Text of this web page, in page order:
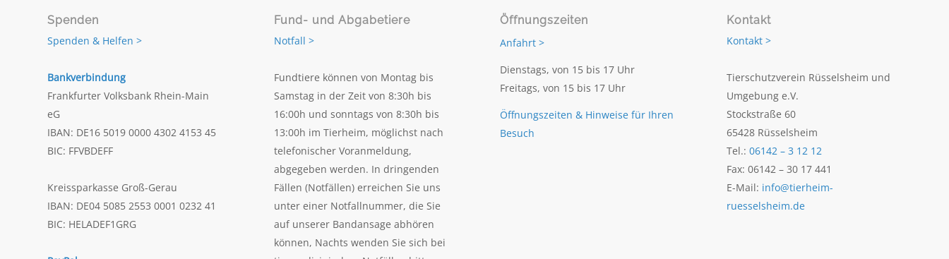
Spenden
Spenden & Helfen >
Bankverbindung
Frankfurter Volksbank Rhein-Main
eG
IBAN: DE16 5019 0000 4302 4153 45
BIC: FFVBDEFF
Kreissparkasse Groß-Gerau
IBAN: DE04 5085 2553 0001 0232 41
BIC: HELADEF1GRG
Fund- und Abgabetiere
Notfall >
Fundtiere können von Montag bis
Samstag in der Zeit von 8:30h bis
16:00h und sonntags von 8:30h bis
13:00h im Tierheim, möglichst nach
telefonischer Voranmeldung,
abgegeben werden. In dringenden
Fällen (Notfällen) erreichen Sie uns
unter einer Notfallnummer, die Sie
auf unserer Bandansage abhören
können, Nachts wenden Sie sich bei
Öffnungszeiten
Anfahrt >
Dienstags, von 15 bis 17 Uhr
Freitags, von 15 bis 17 Uhr
Öffnungszeiten & Hinweise für Ihren
Besuch
Kontakt
Kontakt >
Tierschutzverein Rüsselsheim und
Umgebung e.V.
Stockstraße 60
65428 Rüsselsheim
Tel.: 06142 – 3 12 12
Fax: 06142 – 30 17 441
E-Mail: info@tierheim-
ruesselsheim.de